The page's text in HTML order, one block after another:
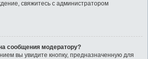
свяжитесь с администратором
сообщения модератору?
вы увидите кнопку, предназначенную для